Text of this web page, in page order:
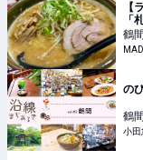
【
「
鶴
の
鶴
小田